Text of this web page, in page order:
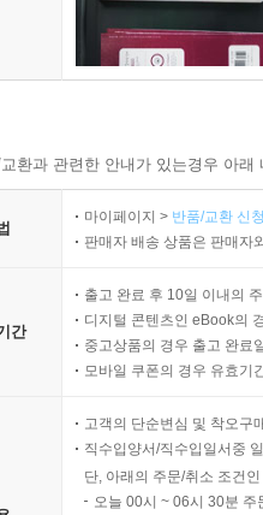
환과 관련한 안내가 있는경우 아
마이페이지 > 반품/교환 신
판매자 배송 상품은 판매자
간
출고 완료 후 10일 이내의
디지털 콘텐츠인 eBook의
중고상품의 경우 출고 완료
모바일 쿠폰의 경우 유효기
고객의 단순변심 및 착오구
직수입양서/직수입일서중
단, 아래의 주문/취소 조건
오늘 00시 ~ 06시 30분